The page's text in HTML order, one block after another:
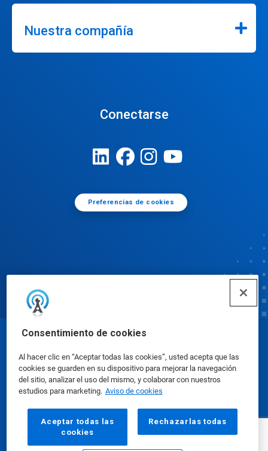
Consentimiento de cookies
Al hacer clic en “Aceptar todas las cookies”, usted acepta que las
cookies se guarden en su dispositivo para mejorar la navegación
del sitio, analizar el uso del mismo, y colaborar con nuestros
estudios para marketing. Aviso de cookies
Aceptar todas las
cookies
Rechazarlas todas
Nuestra compañía
Conectarse
Preferencias de cookies
Hojas de datos sobre seguridad|Política de
privacidad|Términos de uso